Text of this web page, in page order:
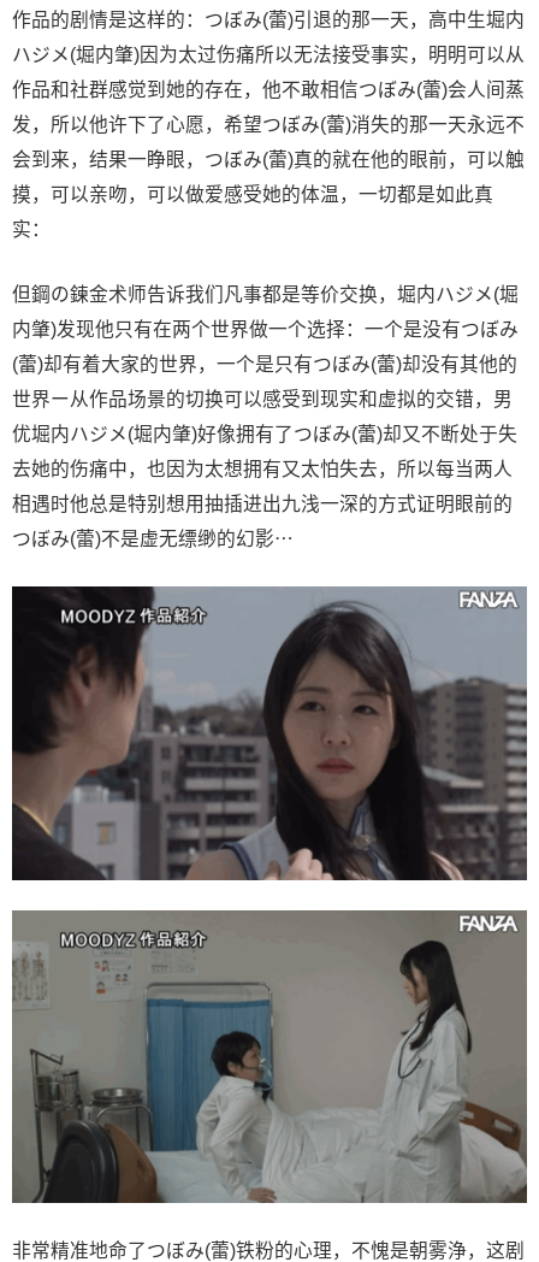
作品的剧情是这样的：つぼみ(蕾)引退的那一天，高中生堀内
ハジメ(堀内肇)因为太过伤痛所以无法接受事实，明明可以从
作品和社群感觉到她的存在，他不敢相信つぼみ(蕾)会人间蒸
发，所以他许下了心愿，希望つぼみ(蕾)消失的那一天永远不
会到来，结果一睁眼，つぼみ(蕾)真的就在他的眼前，可以触
摸，可以亲吻，可以做爱感受她的体温，一切都是如此真
实：
但鋼の鍊金术师告诉我们凡事都是等价交换，堀内ハジメ(堀
内肇)发现他只有在两个世界做一个选择：一个是没有つぼみ
(蕾)却有着大家的世界，一个是只有つぼみ(蕾)却没有其他的
世界ー从作品场景的切换可以感受到现实和虚拟的交错，男
优堀内ハジメ(堀内肇)好像拥有了つぼみ(蕾)却又不断处于失
去她的伤痛中，也因为太想拥有又太怕失去，所以每当两人
相遇时他总是特别想用抽插进出九浅一深的方式证明眼前的
つぼみ(蕾)不是虚无缥缈的幻影⋯
非常精准地命了つぼみ(蕾)铁粉的心理，不愧是朝雾浄，这剧